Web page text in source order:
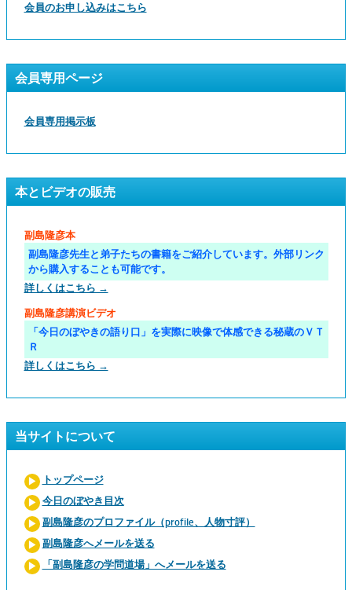
会員のお申し込みはこちら
会員専用ページ
会員専用掲示板
本とビデオの販売
副島隆彦本
副島隆彦先生と弟子たちの書籍をご紹介しています。外部リンク
から購入することも可能です。
詳しくはこちら →
副島隆彦講演ビデオ
「今日のぼやきの語り口」を実際に映像で体感できる秘蔵のＶＴ
Ｒ
詳しくはこちら →
当サイトについて
トップページ
今日のぼやき目次
副島隆彦のプロファイル（profile、人物寸評）
副島隆彦へメールを送る
「副島隆彦の学問道場」へメールを送る